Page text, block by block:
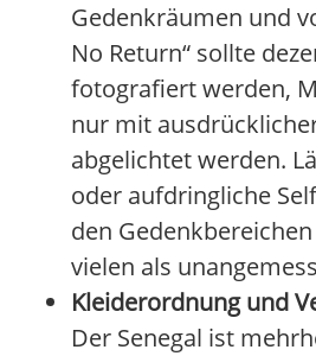
Gedenkräumen und
No Return“ sollte
fotografiert werden,
nur mit
abgelichtet werden.
oder aufdringliche
den
vielen als
Kleiderordnung und
Der Senegal ist